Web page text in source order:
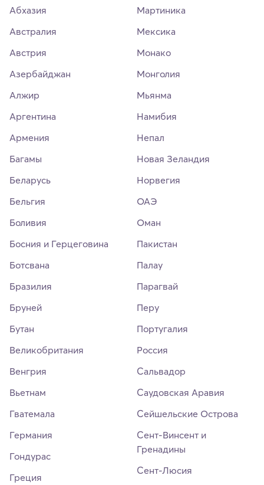
Абхазия
Австралия
Австрия
Азербайджан
Алжир
Аргентина
Армения
Багамы
Беларусь
Бельгия
Боливия
Босния и Герцеговина
Ботсвана
Бразилия
Бруней
Бутан
Великобритания
Венгрия
Вьетнам
Гватемала
Германия
Гондурас
Греция
Мартиника
Мексика
Монако
Монголия
Мьянма
Намибия
Непал
Новая Зеландия
Норвегия
ОАЭ
Оман
Пакистан
Палау
Парагвай
Перу
Португалия
Россия
Сальвадор
Саудовская Аравия
Сейшельские Острова
Сент-Винсент и
Гренадины
Сент-Люсия